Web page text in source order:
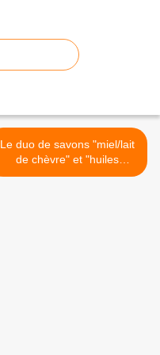
Le duo de savons "miel/lait
de chèvre" et "huiles
précieuses" de chez The